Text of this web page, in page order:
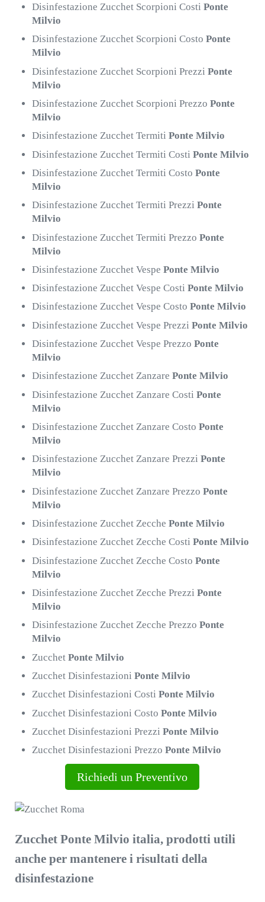
Disinfestazione Zucchet Scorpioni CostiPonte
Milvio
Disinfestazione Zucchet Scorpioni CostoPonte
Milvio
Disinfestazione Zucchet Scorpioni PrezziPonte
Milvio
Disinfestazione Zucchet Scorpioni PrezzoPonte
Milvio
Disinfestazione Zucchet TermitiPonte Milvio
Disinfestazione Zucchet Termiti CostiPonte Milvio
Disinfestazione Zucchet Termiti CostoPonte
Milvio
Disinfestazione Zucchet Termiti PrezziPonte
Milvio
Disinfestazione Zucchet Termiti PrezzoPonte
Milvio
Disinfestazione Zucchet VespePonte Milvio
Disinfestazione Zucchet Vespe CostiPonte Milvio
Disinfestazione Zucchet Vespe CostoPonte Milvio
Disinfestazione Zucchet Vespe PrezziPonte Milvio
Disinfestazione Zucchet Vespe PrezzoPonte
Milvio
Disinfestazione Zucchet ZanzarePonte Milvio
Disinfestazione Zucchet Zanzare CostiPonte
Milvio
Disinfestazione Zucchet Zanzare CostoPonte
Milvio
Disinfestazione Zucchet Zanzare PrezziPonte
Milvio
Disinfestazione Zucchet Zanzare PrezzoPonte
Milvio
Disinfestazione Zucchet ZecchePonte Milvio
Disinfestazione Zucchet Zecche CostiPonte Milvio
Disinfestazione Zucchet Zecche CostoPonte
Milvio
Disinfestazione Zucchet Zecche PrezziPonte
Milvio
Disinfestazione Zucchet Zecche PrezzoPonte
Milvio
ZucchetPonte Milvio
Zucchet DisinfestazioniPonte Milvio
Zucchet Disinfestazioni CostiPonte Milvio
Zucchet Disinfestazioni CostoPonte Milvio
Zucchet Disinfestazioni PrezziPonte Milvio
Zucchet Disinfestazioni PrezzoPonte Milvio
Richiedi un Preventivo
Zucchet Ponte Milvio italia, prodotti utili
anche per mantenere i risultati della
disinfestazione